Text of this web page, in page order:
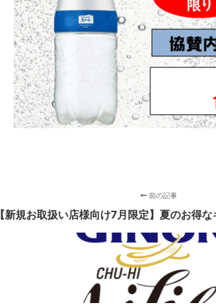
前の記事
【新規お取扱い店様向け7月限定】夏のお得